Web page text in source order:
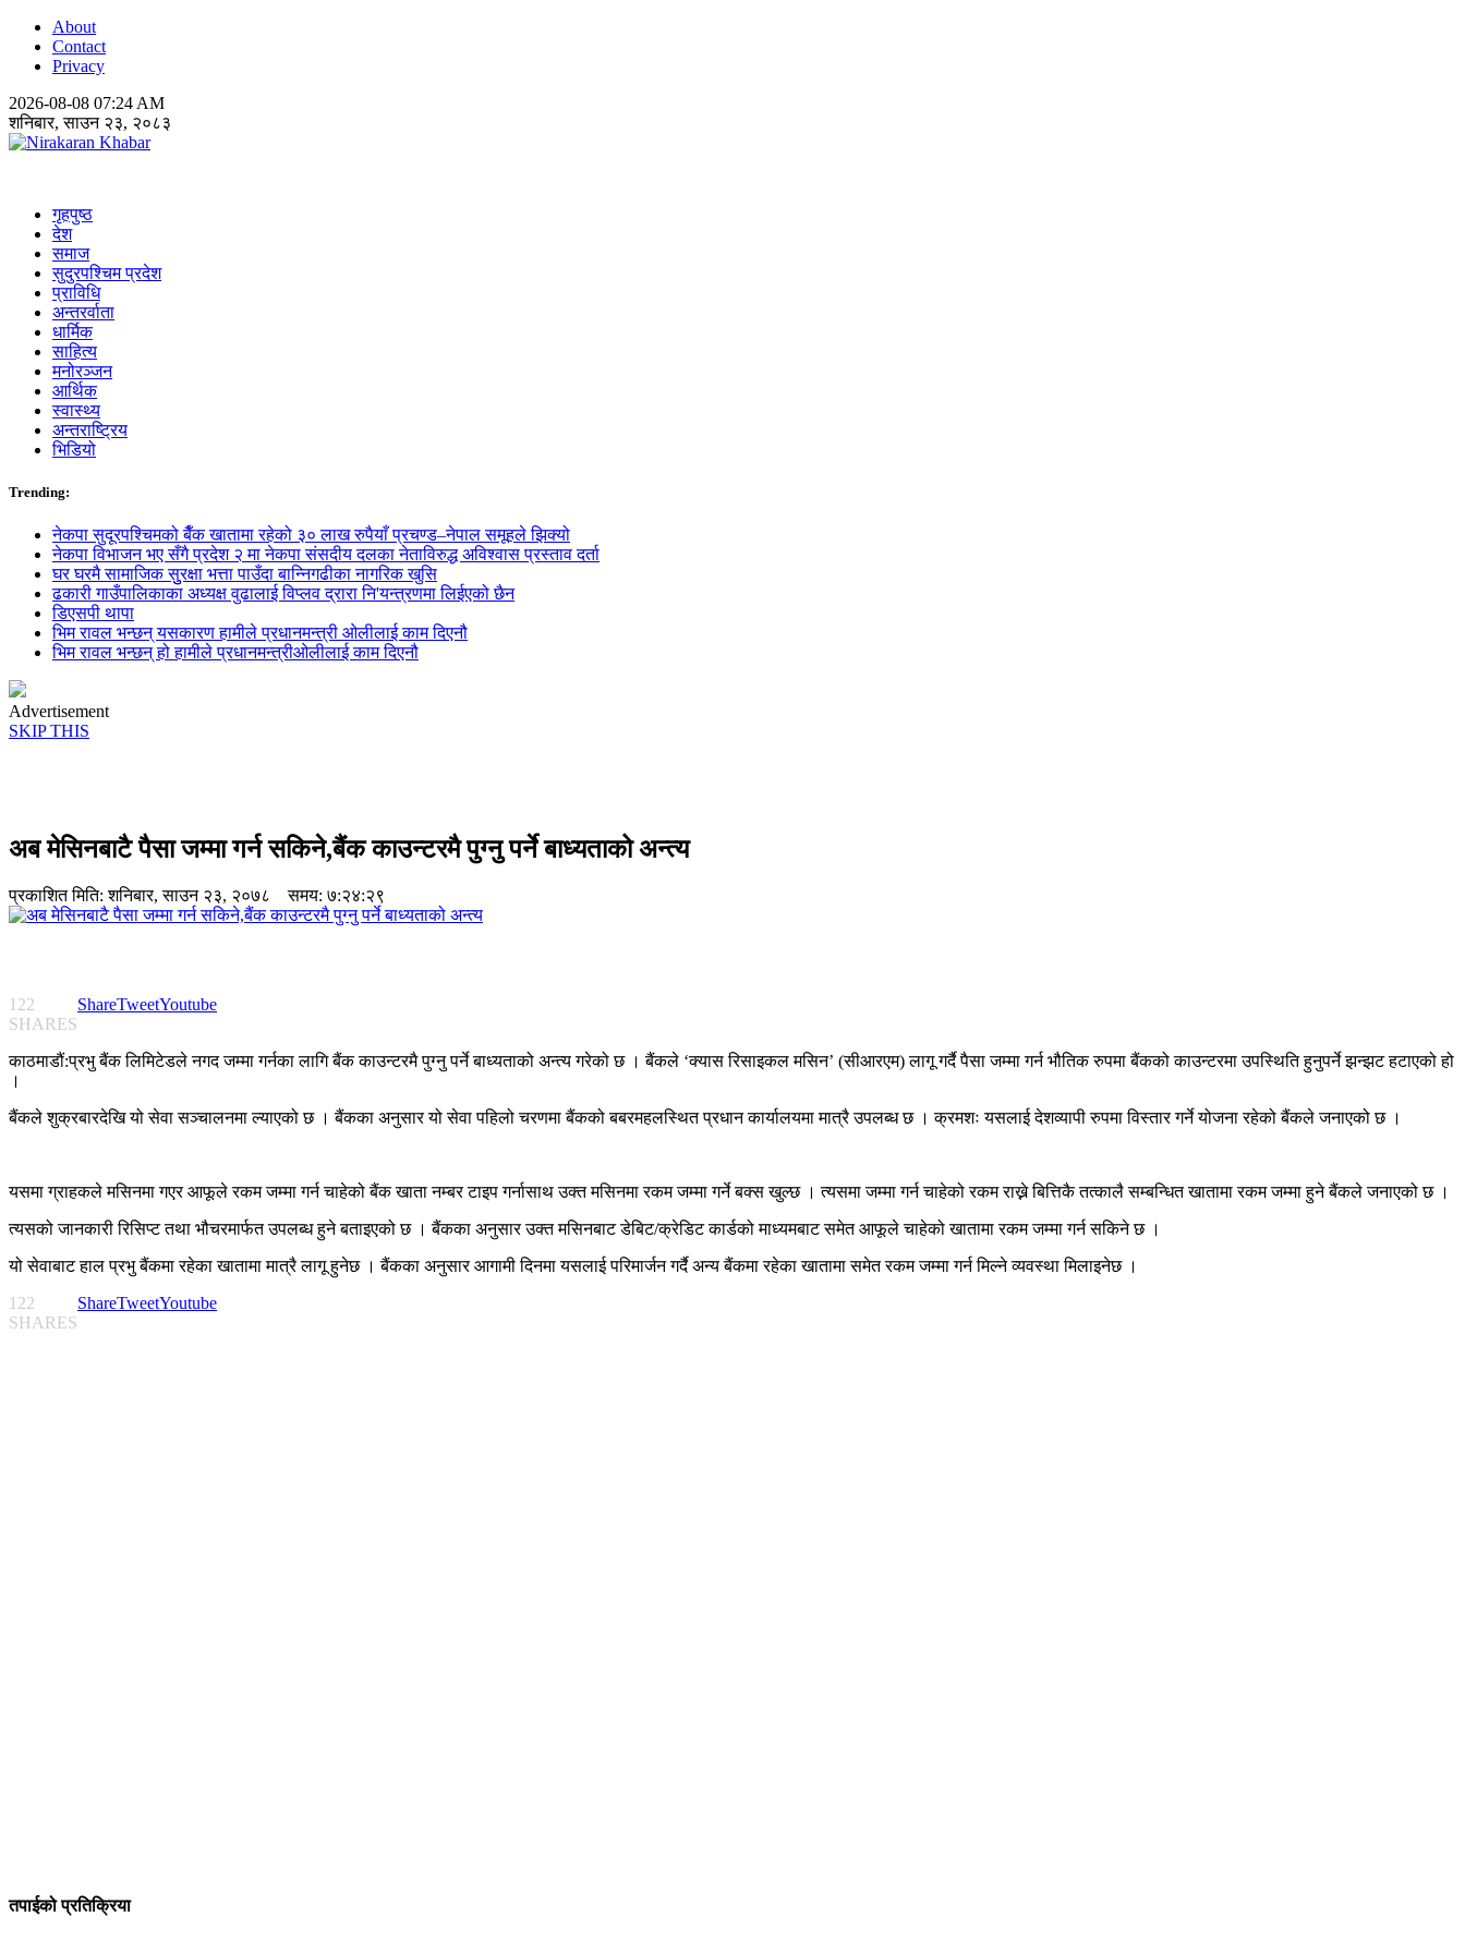
About
Contact
Privacy
2026-08-08 07:24 AM
शनिबार, साउन २३, २०८३
गृहपुष्ठ
देश
समाज
सुदुरपश्चिम प्रदेश
प्राविधि
अन्तरर्वाता
धार्मिक
साहित्य
मनोरञ्जन
आर्थिक
स्वास्थ्य
अन्तराष्ट्रिय
भिडियो
Trending:
नेकपा सुदूरपश्चिमको बैँक खातामा रहेको ३० लाख रुपैयाँ प्रचण्ड–नेपाल समूहले झिक्य‍ो
नेकपा विभाजन भए सँगै प्रदेश २ मा नेकपा संसदीय दलका नेताविरुद्ध अविश्वास प्रस्ताव दर्ता
घर घरमै सामाजिक सुुरक्षा भत्ता पाउँदा बान्निगढीका नागरिक खुसि
ढकारी गाउँपालिकाका अध्यक्ष वुढालाई विप्लव द्रारा नि'यन्त्रणमा लिईएको छैन
डिएसपी थापा
भिम रावल भन्छन् यसकारण हामीले प्रधानमन्त्री ओलीलाई काम दिएनौ
भिम रावल भन्छन् हो हामीले प्रधानमन्त्रीओलीलाई काम दिएनौ
Advertisement
SKIP THIS
अब मेसिनबाटै पैसा जम्मा गर्न सकिने,बैंक काउन्टरमै पुग्नु पर्ने बाध्यताको अन्त्य
प्रकाशित मिति:शनिबार, साउन २३, २०७८ समय: ७:२४:२९
122
SHARES
ShareTweetYoutube
काठमाडौं:प्रभु बैंक लिमिटेडले नगद जम्मा गर्नका लागि बैंक काउन्टरमै पुग्नु पर्ने बाध्यताको अन्त्य गरेको छ । बैंकले ‘क्यास रिसाइकल मसिन’ (सीआरएम) लागू गर्दै पैसा जम्मा गर्न भौतिक रुपमा बैंकको काउन्टरमा उपस्थिति हुनुपर्ने झन्झट हटाएको हो
।
बैंकले शुक्रबारदेखि यो सेवा सञ्चालनमा ल्याएको छ । बैंकका अनुसार यो सेवा पहिलो चरणमा बैंकको बबरमहलस्थित प्रधान कार्यालयमा मात्रै उपलब्ध छ । क्रमशः यसलाई देशव्यापी रुपमा विस्तार गर्ने योजना रहेको बैंकले जनाएको छ ।
यसमा ग्राहकले मसिनमा गएर आफूले रकम जम्मा गर्न चाहेको बैंक खाता नम्बर टाइप गर्नासाथ उक्त मसिनमा रकम जम्मा गर्ने बक्स खुल्छ । त्यसमा जम्मा गर्न चाहेको रकम राख्ने बित्तिकै तत्कालै सम्बन्धित खातामा रकम जम्मा हुने बैंकले जनाएको छ ।
त्यसको जानकारी रिसिप्ट तथा भौचरमार्फत उपलब्ध हुने बताइएको छ । बैंकका अनुसार उक्त मसिनबाट डेबिट/क्रेडिट कार्डको माध्यमबाट समेत आफूले चाहेको खातामा रकम जम्मा गर्न सकिने छ ।
यो सेवाबाट हाल प्रभु बैंकमा रहेका खातामा मात्रै लागू हुनेछ । बैंकका अनुसार आगामी दिनमा यसलाई परिमार्जन गर्दै अन्य बैंकमा रहेका खातामा समेत रकम जम्मा गर्न मिल्ने व्यवस्था मिलाइनेछ ।
122
SHARES
ShareTweetYoutube
तपाईको प्रतिक्रिया